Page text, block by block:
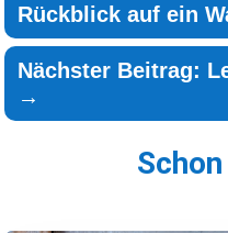
Rückblick auf ein
Nächster Beitrag:
→